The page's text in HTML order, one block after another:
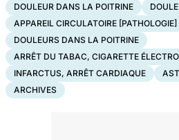
DOULEUR DANS LA POITRINE
APPAREIL CIRCULATOIRE [PATHOLOGIE]
DOULEURS DANS LA POITRINE
ARRÊT DU TABAC, CIGARETTE
INFARCTUS, ARRÊT CARDIAQUE
ARCHIVES